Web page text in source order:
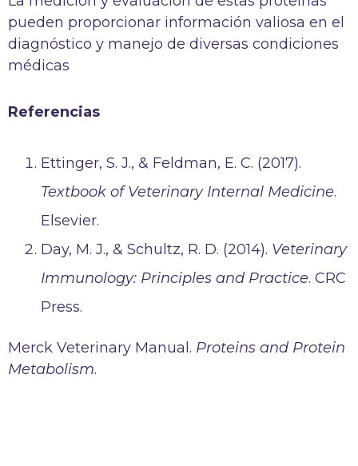
pueden proporcionar información valiosa en el
diagnóstico y manejo de diversas condiciones
médicas
Referencias
Ettinger, S. J., & Feldman, E. C. (2017).
Textbook of Veterinary Internal Medicine.
Elsevier.
Day, M. J., & Schultz, R. D. (2014). Veterinary
Immunology: Principles and Practice. CRC
Press.
Merck Veterinary Manual. Proteins and Protein
Metabolism.